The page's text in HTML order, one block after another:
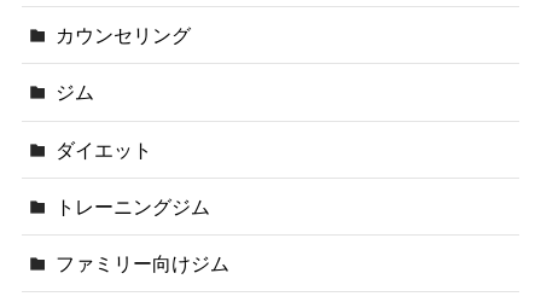
カウンセリング
ジム
ダイエット
トレーニングジム
ファミリー向けジム